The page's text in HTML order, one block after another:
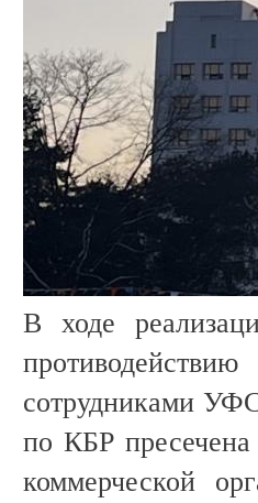
В ходе
сотрудниками
по КБР пресечена
коммерческой